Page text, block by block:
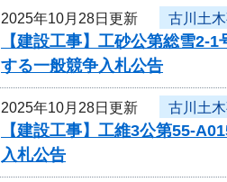
2025年10月28日更新 古川土
【建設工事】工砂公第総雪
する一般競争入札公告
2025年10月28日更新 古川土
【建設工事】工維3公第55-
入札公告